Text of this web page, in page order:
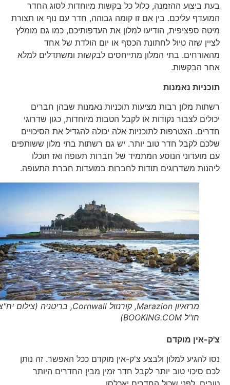
בעת ביצוע ההזמנה, כלול כל בקשות מיוחדות לסוג החדר
המועדף עליכם. בין אם זו קומה גבוהה, חדר עם נוף או תצורת
מיטה ספציפית, הודיעו למלון את העדפותיכם, כמו גם מומלץ
לציין שזה טיול לחתונת הכסף או יום הולדת של אחד
מהאורחים. בתי המלון מתייחסים לבקשות ומשתדלים למלא
אחר הבקשות.
תוכניות נאמנות
רשתות מלון רבות מציעות תוכניות נאמנות שבהן חברים
יכולים לצבור נקודות או לקבל הטבות מיוחדות, כגון שדרוגי
חדרים. הצטרפות לתוכניות אלה יכולה להגדיל את הסיכויים
שלכם לקבל חדר טוב יותר. יש גם רשתות בתי מלון ששותפים
עם מועדוני הנוסע המתמיד של חברות תעופה ואז תוכלו
ליהנות משדרוגים תודות לחברות במועדות חברת התעופה.
מרזאיון Marazion, קורנוול Cornwall, בריטניה (צילום יח"צ
חו"ל BOOKING.COM)
צ'ק-אין מוקדם
נסו להגיע למלון ולבצע צ'ק-אין מוקדם ככל האפשר. זה נותן
לכם סיכוי טוב יותר לקבל חדר זמין מבין החדרים היותר